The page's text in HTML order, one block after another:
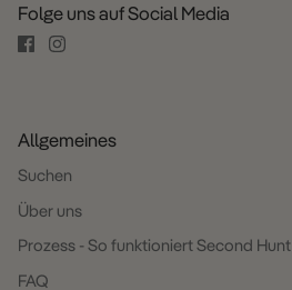
Folge uns auf Social Media
Allgemeines
Suchen
Über uns
Prozess - So funktioniert Second Hunt
FAQ